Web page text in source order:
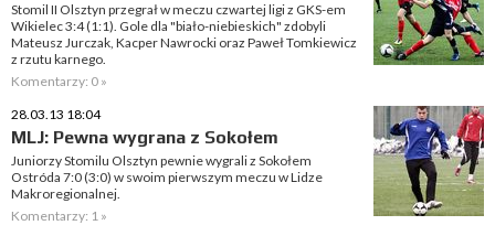
Stomil II Olsztyn przegrał w meczu czwartej ligi z GKS-em
Wikielec 3:4 (1:1). Gole dla "biało-niebieskich" zdobyli
Mateusz Jurczak, Kacper Nawrocki oraz Paweł Tomkiewicz
z rzutu karnego.
Komentarzy: 0 »
28.03.13 18:04
MLJ: Pewna wygrana z Sokołem
Juniorzy Stomilu Olsztyn pewnie wygrali z Sokołem
Ostróda 7:0 (3:0) w swoim pierwszym meczu w Lidze
Makroregionalnej.
Komentarzy: 1 »